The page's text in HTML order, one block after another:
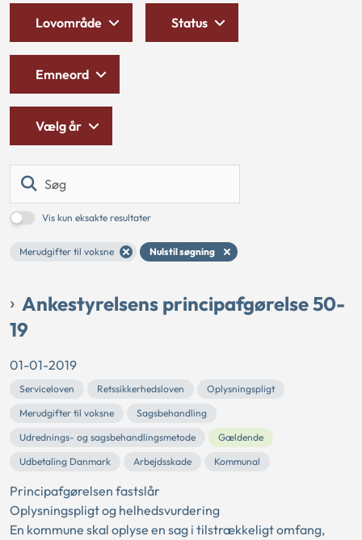
Vis kun eksakte resultater
Merudgifter til voksne Nulstil søgning
Lovområde Status
Emneord
Vælg år
Ankestyrelsens principafgørelse 50-
19
01-01-2019
Serviceloven Retssikkerhedsloven
Oplysningspligt
Merudgifter til voksne
Sagsbehandling
Udrednings- og sagsbehandlingsmetode
Gældende
Udbetaling Danmark
Arbejdsskade Kommunal
Principafgørelsen fastslår
Oplysningspligt og helhedsvurdering
En kommune skal oplyse en sag i tilstrækkeligt omfang,